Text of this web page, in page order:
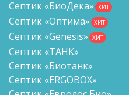
Септик «БиоДека» ХИТ
Септик «Оптима» ХИТ
Септик «Genesis» ХИТ
Септик «ТАНК»
Септик «Биотанк»
Септик «ERGOBOX»